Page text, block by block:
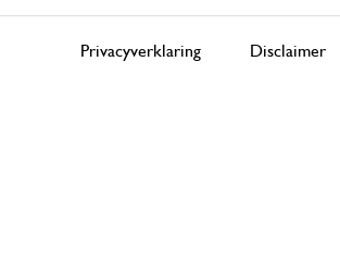
Privacyverklaring Disclaimer